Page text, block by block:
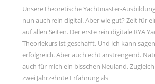
Unsere theoretische Yachtmaster-
nun auch rein digital. Aber wie gut? Zeit für
auf allen Seiten. Der erste rein digitale RYA
Theoriekurs ist geschafft. Und ich kann
erfolgreich. Aber auch echt anstrengend.
auch für mich ein bisschen Neuland.
zwei Jahrzehnte Erfahrung als